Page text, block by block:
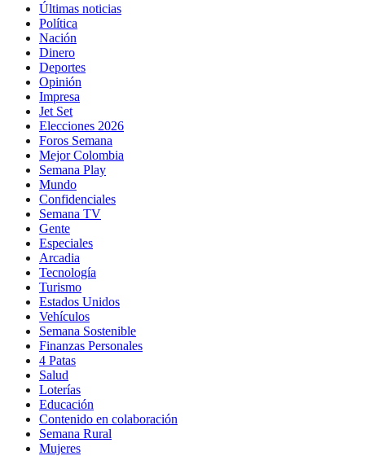
Últimas noticias
Política
Nación
Dinero
Deportes
Opinión
Impresa
Jet Set
Elecciones 2026
Foros Semana
Mejor Colombia
Semana Play
Mundo
Confidenciales
Semana TV
Gente
Especiales
Arcadia
Tecnología
Turismo
Estados Unidos
Vehículos
Semana Sostenible
Finanzas Personales
4 Patas
Salud
Loterías
Educación
Contenido en colaboración
Semana Rural
Mujeres